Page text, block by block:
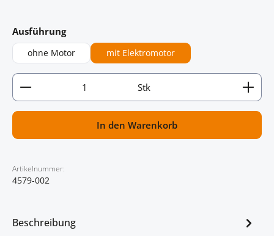
Ausführungauswählen
ohne Motor mit Elektromotor
Artikel Anzahl: Gib den gewünschten Wert ein
Stk
In den Warenkorb
Artikelnummer:
4579-002
Beschreibung